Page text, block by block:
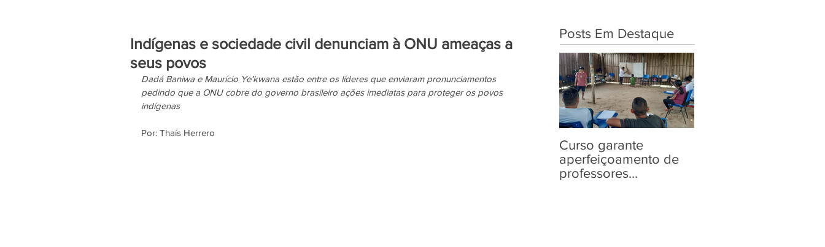
Indígenas e sociedade civil denunciam à ONU ameaças a
seus povos
Dadá Baniwa e Maurício Ye’kwana estão entre os líderes que enviaram pronunciamentos
pedindo que a ONU cobre do governo brasileiro ações imediatas para proteger os povos
indígenas
Por: Thaís Herrero
Posts Em Destaque
Curso garante
aperfeiçoamento de
professores